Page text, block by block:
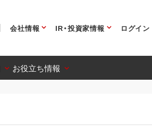
会社情報 IR・投資家情報 ログイン
お役立ち情報